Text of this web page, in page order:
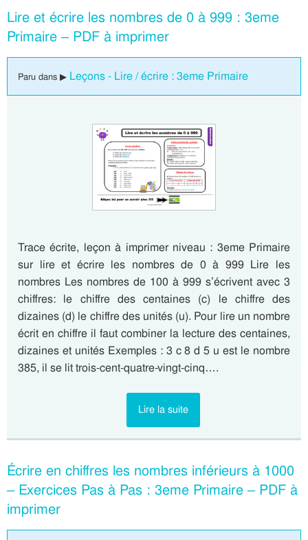
Lire et écrire les nombres de 0 à 999 : 3eme
Primaire – PDF à imprimer
Paru dans ▶ Leçons - Lire / écrire : 3eme Primaire
Trace écrite, leçon à imprimer niveau : 3eme Primaire
sur lire et écrire les nombres de 0 à 999 Lire les
nombres Les nombres de 100 à 999 s’écrivent avec 3
chiffres: le chiffre des centaines (c) le chiffre des
dizaines (d) le chiffre des unités (u). Pour lire un nombre
écrit en chiffre il faut combiner la lecture des centaines,
dizaines et unités Exemples : 3 c 8 d 5 u est le nombre
385, il se lit trois-cent-quatre-vingt-cinq….
Lire la suite
Écrire en chiffres les nombres inférieurs à 1000
– Exercices Pas à Pas : 3eme Primaire – PDF à
imprimer